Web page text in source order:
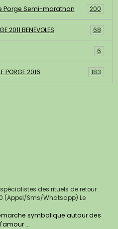
Le Porge Semi-marathon 200
2011 BENEVOLES 68
6
PORGE 2016 183
des rituels de retour
(Appel/Sms/Whatsapp) Le
symbolique autour des
...